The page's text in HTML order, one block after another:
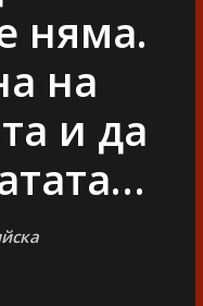
няма.
на
и да